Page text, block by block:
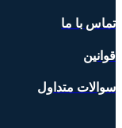
تماس با ما
قوانین
سوالات متداول